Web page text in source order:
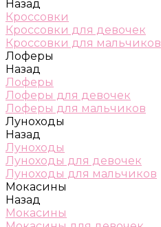
Назад
Кроссовки
Кроссовки для девочек
Кроссовки для мальчиков
Лоферы
Назад
Лоферы
Лоферы для девочек
Лоферы для мальчиков
Луноходы
Назад
Луноходы
Луноходы для девочек
Луноходы для мальчиков
Мокасины
Назад
Мокасины